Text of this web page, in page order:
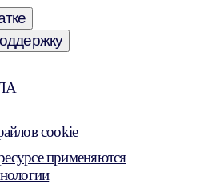
cookie
применяются